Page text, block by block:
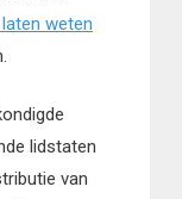
weten
lidstaten
van